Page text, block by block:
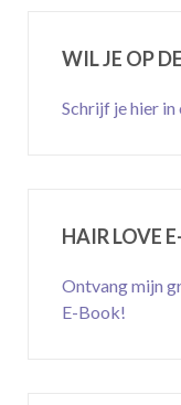
WIL JE OP
Schrijf je hier
HAIR LOVE
Ontvang mijn
E-Book!